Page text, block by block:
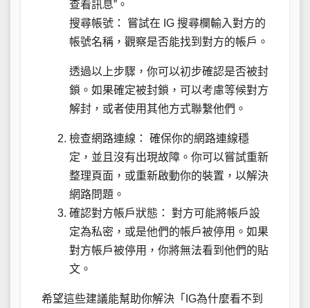
查看訊息”。
搜尋帳號： 嘗試在 IG 搜尋欄輸入對方的
帳號名稱，觀察是否能找到對方的帳戶。
透過以上步驟，你可以初步確認是否被封
鎖。如果確定被封鎖，可以考慮等候對方
解封，或者使用其他方式聯繫他們。
檢查網路連線： 確保你的網路連線穩
定，並且沒有出現故障。你可以嘗試重新
整理頁面，或重新啟動你的裝置，以解決
網路問題。
確認對方帳戶狀態： 對方可能將帳戶設
定為私密，或是他們的帳戶被停用。如果
對方帳戶被停用，你將無法看到他們的貼
文。
希望這些建議能幫助你解決「IG為什麼看不到